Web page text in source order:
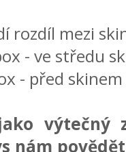
rozdíl mezi
- ve středu
- před
výtečný
nám